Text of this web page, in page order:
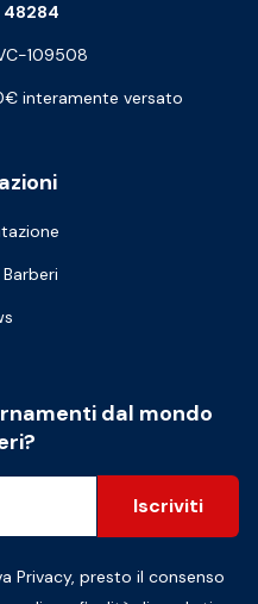
48284
109508
interamente versato
dal mondo
Iscriviti
Privacy, presto il consenso